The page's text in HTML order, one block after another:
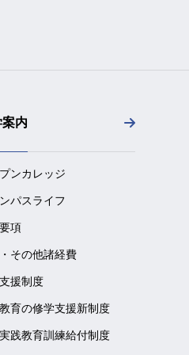
内
ンカレッジ
パスライフ
項
その他諸経費
援制度
育の修学支援新制度
践教育訓練給付制度